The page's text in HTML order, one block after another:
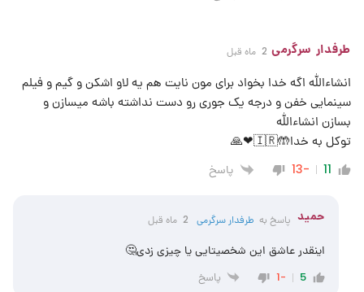
طرفدار سرگرمی 2 ماه قبل
انشاءالله اگه خدا بخواد برای مون نایت هم یه لاو اشکن و گیم و فیلم
سینمایی خفن و درجه یک جوری رو دست نداشته باشه میسازن و
بسازن انشاءالله
توکل به خدا🤲🇮🇷❤🙏
11
-13 پاسخ
حمید پاسخ به طرفدار سرگرمی 2 ماه قبل
اینقدر عاشق این شخصیتایی یا چیزی زدی🤔
5
-1 پاسخ